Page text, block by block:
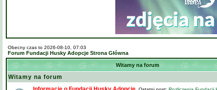
Obecny czas to 2026-08-10, 07:03
Forum Fundacji Husky Adopcje Strona Główna
Witamy na forum
Witamy na forum